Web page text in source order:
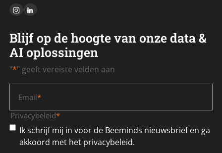
Blijf op de hoogte van onze data &
AI oplossingen
"*" geeft vereiste velden aan
Email*
Privacybeleid*
Ik schrijf mij in voor de Beeminds nieuwsbrief en ga
akkoord met het privacybeleid.